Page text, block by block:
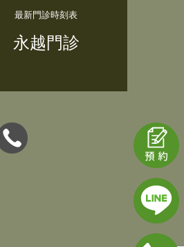
永越門診